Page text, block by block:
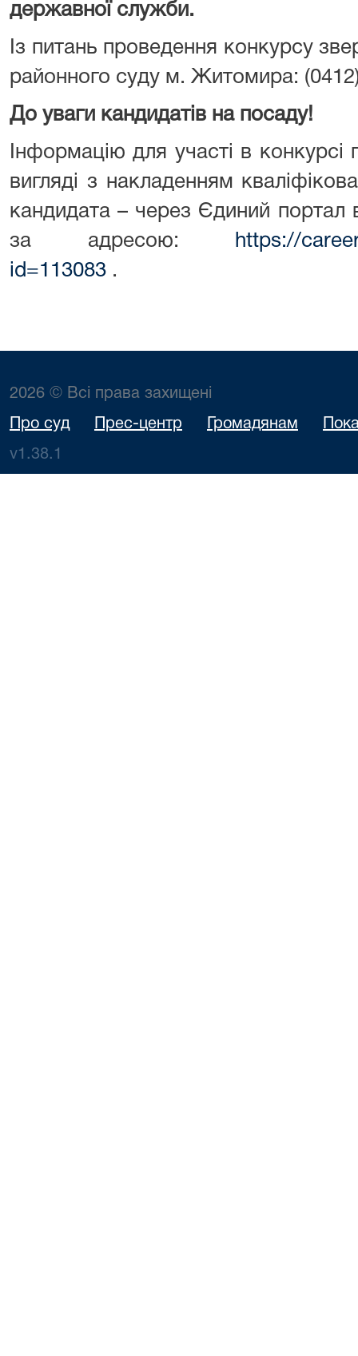
державної служби.
Із питань проведення конкурсу
районного суду м. Житомира:
До уваги кандидатів на посаду!
Інформацію для участі в
вигляді з накладенням
кандидата – через Єдиний портал
за адресою:
https://
id=113083 .
2026 © Всі права захищені
Про суд Прес-центр Громадянам
v1.38.1